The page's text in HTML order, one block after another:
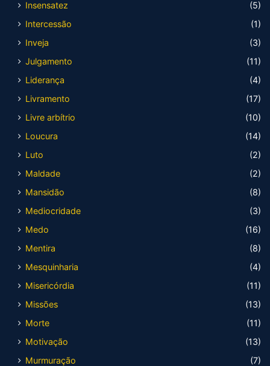
Insensatez
(5)
Intercessão
(1)
Inveja
(3)
Julgamento
(11)
Liderança
(4)
Livramento
(17)
Livre arbítrio
(10)
Loucura
(14)
Luto
(2)
Maldade
(2)
Mansidão
(8)
Mediocridade
(3)
Medo
(16)
Mentira
(8)
Mesquinharia
(4)
Misericórdia
(11)
Missões
(13)
Morte
(11)
Motivação
(13)
Murmuração
(7)